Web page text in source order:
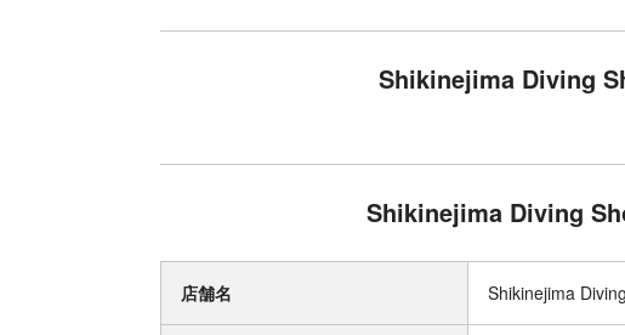
Shikinejima Diving
Shikinejima Diving
店舗名 Shikinejima